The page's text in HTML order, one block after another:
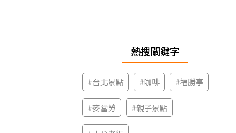
熱搜關鍵字
#台北景點 #咖啡 #福勝亭
#麥當勞 #親子景點